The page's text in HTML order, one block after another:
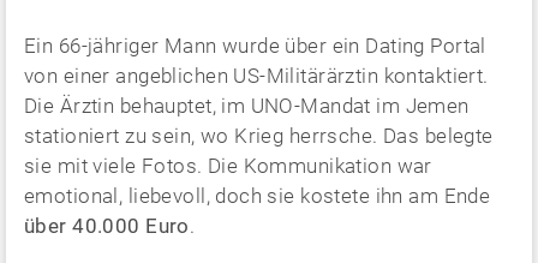
Ein 66-jähriger Mann wurde über ein Dating Portal
von einer angeblichen US-Militärärztin kontaktiert.
Die Ärztin behauptet, im UNO-Mandat im Jemen
stationiert zu sein, wo Krieg herrsche. Das belegte
sie mit viele Fotos. Die Kommunikation war
emotional, liebevoll, doch sie kostete ihn am Ende
über 40.000 Euro.